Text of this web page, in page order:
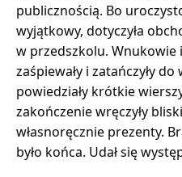
publicznością. Bo
wyjątkowy, dotyczyła
w przedszkolu. Wnukowie
zaśpiewały i zatańczyły
powiedziały krótkie
zakończenie wręczyły
własnoręcznie prezenty.
było końca. Udał się